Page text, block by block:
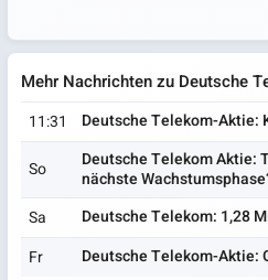
Mehr Nachrichten zu Deutsche
11:31 Deutsche Telekom-Aktie:
So
Deutsche Telekom Aktie:
nächste
Sa
Deutsche Telekom: 1,28
Fr
Deutsche Telekom-Aktie: